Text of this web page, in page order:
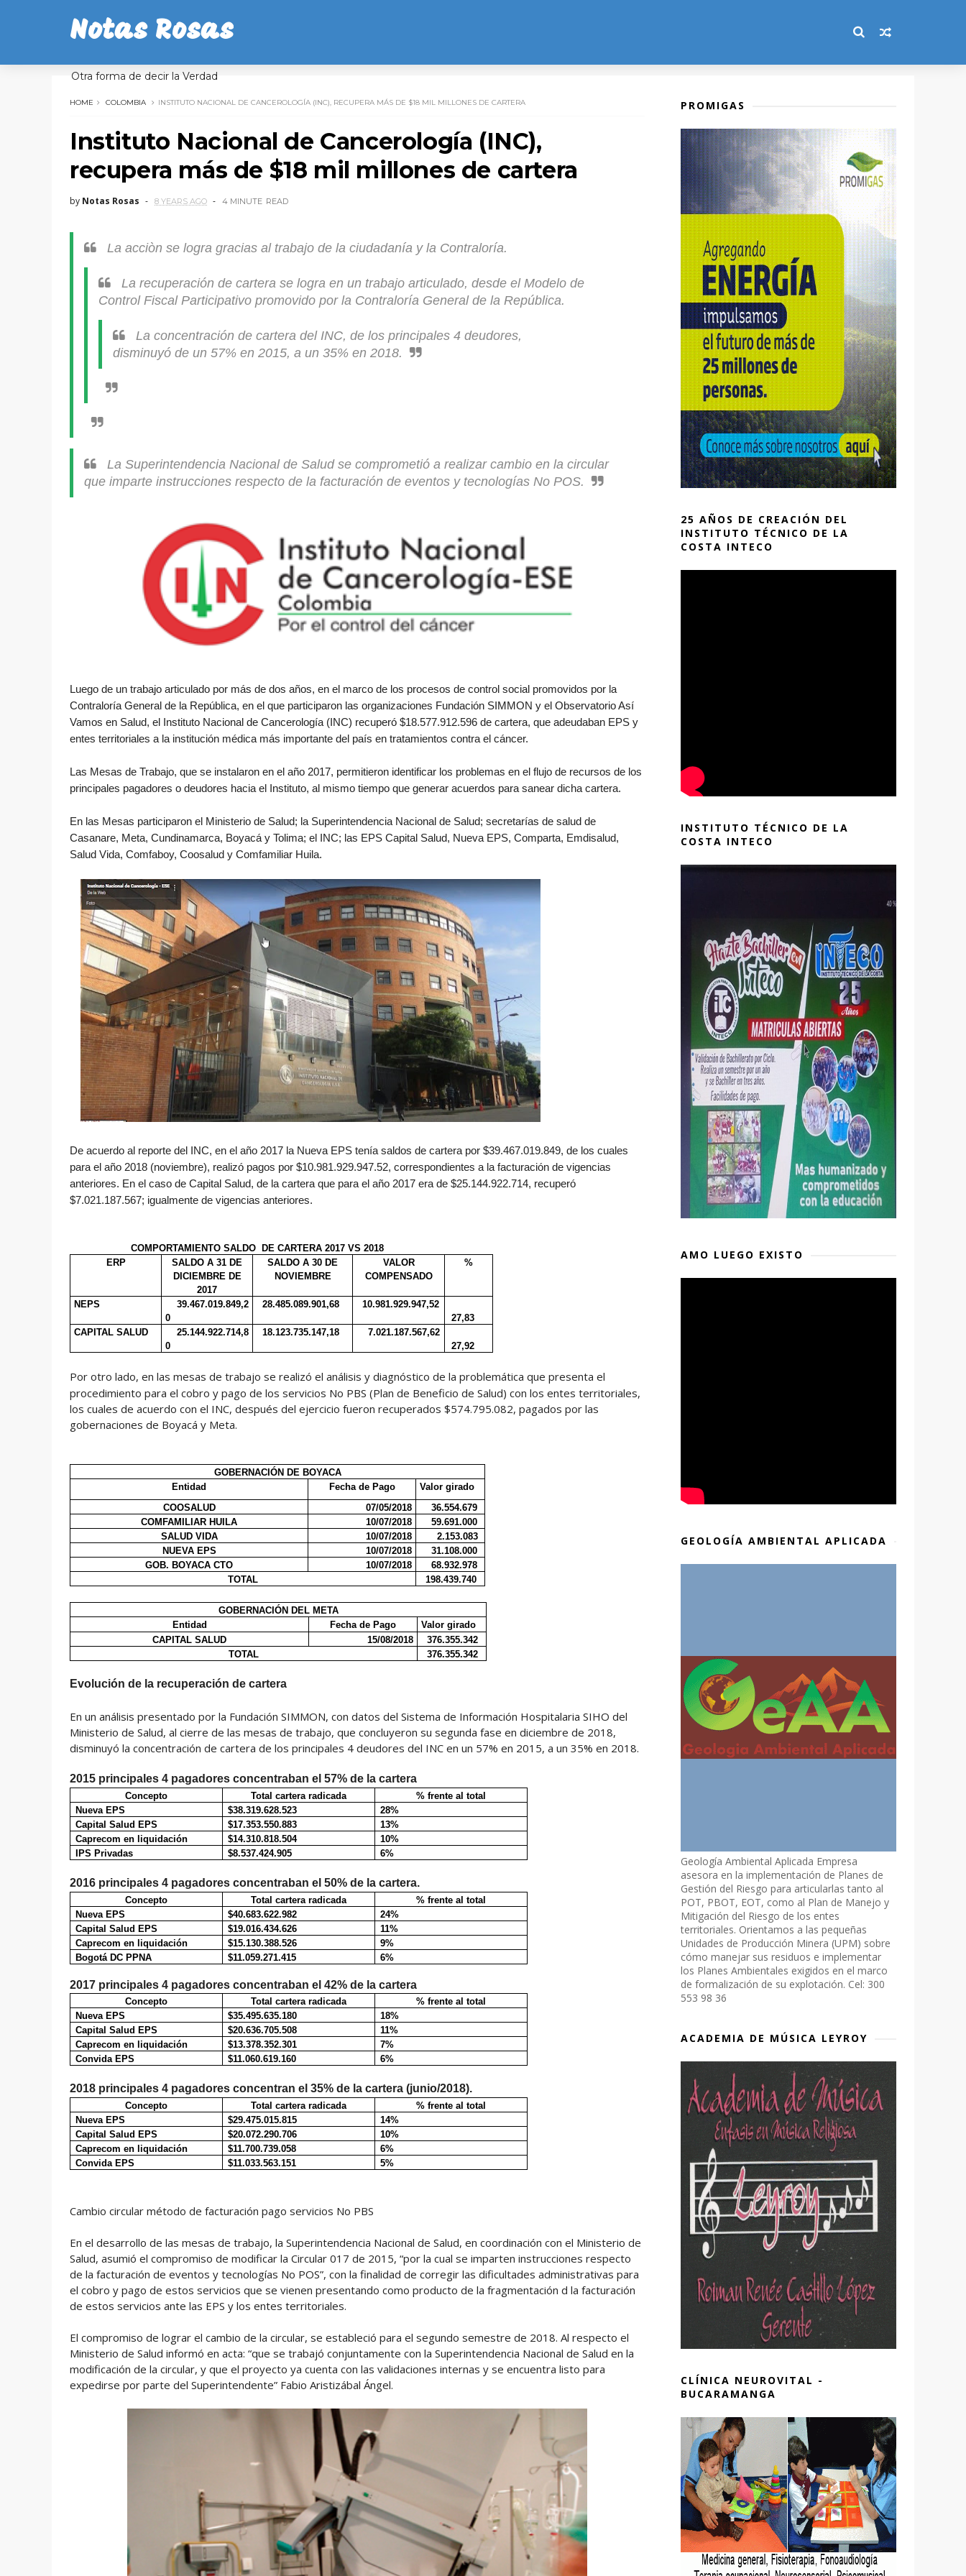
Notas Rosas
Otra forma de decir la Verdad
HOME COLOMBIA INSTITUTO NACIONAL DE CANCEROLOGÍA (INC), RECUPERA MÁS DE $18 MIL MILLONES DE CARTERA
Instituto Nacional de Cancerología (INC),
recupera más de $18 mil millones de cartera
by Notas Rosas 8 YEARS AGO 4 MINUTE READ
La acciòn se logra gracias al trabajo de la ciudadanía y la Contraloría.
La recuperación de cartera se logra en un trabajo articulado, desde el Modelo de
Control Fiscal Participativo promovido por la Contraloría General de la República.
La concentración de cartera del INC, de los principales 4 deudores,
disminuyó de un 57% en 2015, a un 35% en 2018.
La Superintendencia Nacional de Salud se comprometió a realizar cambio en la circular
que imparte instrucciones respecto de la facturación de eventos y tecnologías No POS.
Luego de un trabajo articulado por más de dos años, en el marco de los procesos de control social promovidos por la
Contraloría General de la República, en el que participaron las organizaciones Fundación SIMMON y el Observatorio Así
Vamos en Salud, el Instituto Nacional de Cancerología (INC) recuperó $18.577.912.596 de cartera, que adeudaban EPS y
entes territoriales a la institución médica más importante del país en tratamientos contra el cáncer.
Las Mesas de Trabajo, que se instalaron en el año 2017, permitieron identificar los problemas en el flujo de recursos de los
principales pagadores o deudores hacia el Instituto, al mismo tiempo que generar acuerdos para sanear dicha cartera.
En las Mesas participaron el Ministerio de Salud; la Superintendencia Nacional de Salud; secretarías de salud de
Casanare, Meta, Cundinamarca, Boyacá y Tolima; el INC; las EPS Capital Salud, Nueva EPS, Comparta, Emdisalud,
Salud Vida, Comfaboy, Coosalud y Comfamiliar Huila.
De acuerdo al reporte del INC, en el año 2017 la Nueva EPS tenía saldos de cartera por $39.467.019.849, de los cuales
para el año 2018 (noviembre), realizó pagos por $10.981.929.947.52, correspondientes a la facturación de vigencias
anteriores. En el caso de Capital Salud, de la cartera que para el año 2017 era de $25.144.922.714, recuperó
$7.021.187.567; igualmente de vigencias anteriores.
COMPORTAMIENTO SALDO DE CARTERA 2017 VS 2018
ERP
SALDO A 31 DE
DICIEMBRE DE
2017
SALDO A 30 DE
NOVIEMBRE
VALOR
COMPENSADO
%
NEPS
39.467.019.849,2
0
28.485.089.901,68
10.981.929.947,52
27,83
CAPITAL SALUD
25.144.922.714,8
0
18.123.735.147,18
7.021.187.567,62
27,92
Por otro lado, en las mesas de trabajo se realizó el análisis y diagnóstico de la problemática que presenta el
procedimiento para el cobro y pago de los servicios No PBS (Plan de Beneficio de Salud) con los entes territoriales,
los cuales de acuerdo con el INC, después del ejercicio fueron recuperados $574.795.082, pagados por las
gobernaciones de Boyacá y Meta.
GOBERNACIÓN DE BOYACA
Entidad
Fecha de Pago
Valor girado
COOSALUD
07/05/2018
36.554.679
COMFAMILIAR HUILA
10/07/2018
59.691.000
SALUD VIDA
10/07/2018
2.153.083
NUEVA EPS
10/07/2018
31.108.000
GOB. BOYACA CTO
10/07/2018
68.932.978
TOTAL
198.439.740
GOBERNACIÓN DEL META
Entidad
Fecha de Pago
Valor girado
CAPITAL SALUD
15/08/2018
376.355.342
TOTAL
376.355.342
Evolución de la recuperación de cartera
En un análisis presentado por la Fundación SIMMON, con datos del Sistema de Información Hospitalaria SIHO del
Ministerio de Salud, al cierre de las mesas de trabajo, que concluyeron su segunda fase en diciembre de 2018,
disminuyó la concentración de cartera de los principales 4 deudores del INC en un 57% en 2015, a un 35% en 2018.
2015 principales 4 pagadores concentraban el 57% de la cartera
Concepto Total cartera radicada
% frente al total
Nueva EPS
$38.319.628.523
28%
Capital Salud EPS
$17.353.550.883
13%
Caprecom en liquidación
$14.310.818.504
10%
IPS Privadas
$8.537.424.905 6%
2016 principales 4 pagadores concentraban el 50% de la cartera.
Concepto Total cartera radicada
% frente al total
Nueva EPS
$40.683.622.982
24%
Capital Salud EPS
$19.016.434.626
11%
Caprecom en liquidación
$15.130.388.526
9%
Bogotá DC PPNA
$11.059.271.415 6%
2017 principales 4 pagadores concentraban el 42% de la cartera
Concepto Total cartera radicada
% frente al total
Nueva EPS
$35.495.635.180
18%
Capital Salud EPS
$20.636.705.508
11%
Caprecom en liquidación
$13.378.352.301
7%
Convida EPS
$11.060.619.160 6%
2018 principales 4 pagadores concentran el 35% de la cartera (junio/2018).
Concepto Total cartera radicada
% frente al total
Nueva EPS
$29.475.015.815
14%
Capital Salud EPS
$20.072.290.706
10%
Caprecom en liquidación
$11.700.739.058
6%
Convida EPS
$11.033.563.151 5%
Cambio circular método de facturación pago servicios No PBS
En el desarrollo de las mesas de trabajo, la Superintendencia Nacional de Salud, en coordinación con el Ministerio de
Salud, asumió el compromiso de modificar la Circular 017 de 2015, “por la cual se imparten instrucciones respecto
de la facturación de eventos y tecnologías No POS”, con la finalidad de corregir las dificultades administrativas para
el cobro y pago de estos servicios que se vienen presentando como producto de la fragmentación d la facturación
de estos servicios ante las EPS y los entes territoriales.
El compromiso de lograr el cambio de la circular, se estableció para el segundo semestre de 2018. Al respecto el
Ministerio de Salud informó en acta: “que se trabajó conjuntamente con la Superintendencia Nacional de Salud en la
modificación de la circular, y que el proyecto ya cuenta con las validaciones internas y se encuentra listo para
expedirse por parte del Superintendente” Fabio Aristizábal Ángel.
PROMIGAS
25 AÑOS DE CREACIÓN DEL
INSTITUTO TÉCNICO DE LA
COSTA INTECO
INSTITUTO TÉCNICO DE LA
COSTA INTECO
AMO LUEGO EXISTO
GEOLOGÍA AMBIENTAL APLICADA
Geología Ambiental Aplicada Empresa
asesora en la implementación de Planes de
Gestión del Riesgo para articularlas tanto al
POT, PBOT, EOT, como al Plan de Manejo y
Mitigación del Riesgo de los entes
territoriales. Orientamos a las pequeñas
Unidades de Producción Minera (UPM) sobre
cómo manejar sus residuos e implementar
los Planes Ambientales exigidos en el marco
de formalización de su explotación. Cel: 300
553 98 36
ACADEMIA DE MÚSICA LEYROY
CLÍNICA NEUROVITAL -
BUCARAMANGA